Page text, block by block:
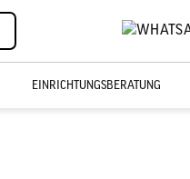
EINRICHTUNGSBERATUNG